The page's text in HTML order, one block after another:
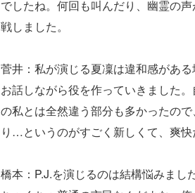
でしたね。何回も叫んだり、幽霊の
戦しました。
菅井：私が演じる夏凜は違和感があ
お話しながら役を作っていきました
の私とは全然違う部分も多かったの
り…というのがすごく新しくて、爽快
橋本：P.J.を演じるのは結構悩みま